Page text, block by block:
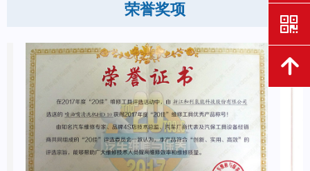
荣誉奖项
낃
녕